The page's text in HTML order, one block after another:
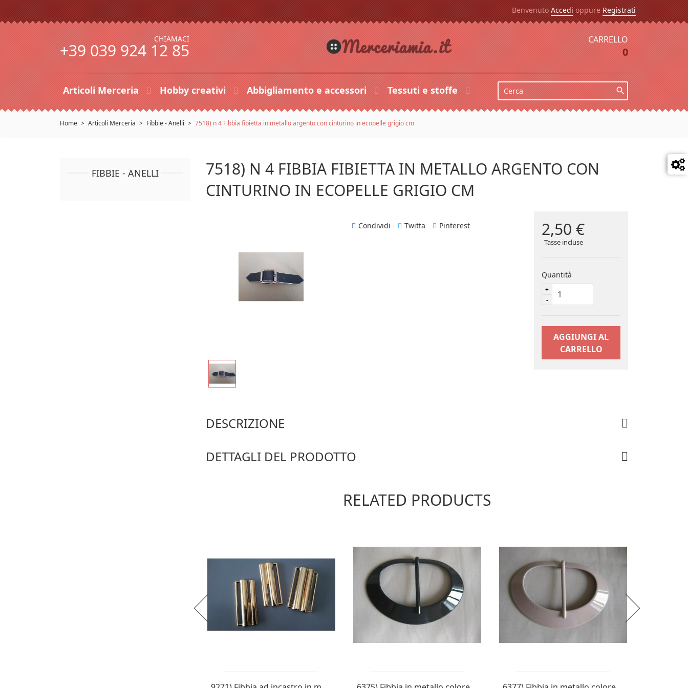
Benvenuto Accedi oppure Registrati
CHIAMACI
+39 039 924 12 85
CARRELLO
0
Articoli Merceria Hobby creativi Abbigliamento e accessori Tessuti e stoffe 
Home Articoli Merceria Fibbie - Anelli 7518) n 4 Fibbia fibietta in metallo argento con cinturino in ecopelle grigio cm
FIBBIE - ANELLI
7518) N 4 FIBBIA FIBIETTA IN METALLO ARGENTO CON
CINTURINO IN ECOPELLE GRIGIO CM
Condividi Twitta Pinterest 2,50 €
Tasse incluse
Quantità
AGGIUNGI AL
CARRELLO
DESCRIZIONE
7518) n 4 Fibbia fibietta in metallo argento con cinturino in ecopelle grigio cm 11x1,5
TRASPORTO ERRATO IN CASO DI ACQUISTI MULTIPLI:
Economica (Posta4)
Economica (Posta raccomandata)
11,00)
DETTAGLI DEL PRODOTTO
RELATED PRODUCTS